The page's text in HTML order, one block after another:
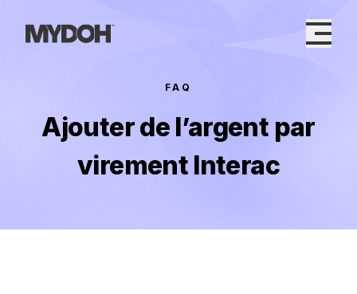
content
FAQ
Ajouter de l’argent par
virement Interac